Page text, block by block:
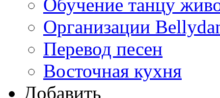
Обучение танцу
Организации
Перевод песен
Восточная кухня
Добавить